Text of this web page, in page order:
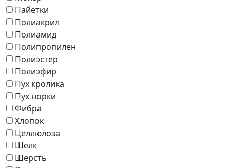
Пайетки
Полиакрил
Полиамид
Полипропилен
Полиэстер
Полиэфир
Пух кролика
Пух норки
Фибра
Хлопок
Целлюлоза
Шелк
Шерсть